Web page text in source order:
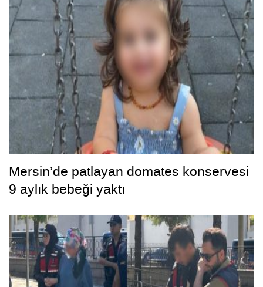
Mersin’de patlayan domates konservesi
9 aylık bebeği yaktı